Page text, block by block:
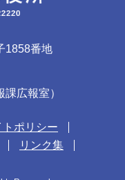
1858番地
広報室）
トポリシー
リンク集